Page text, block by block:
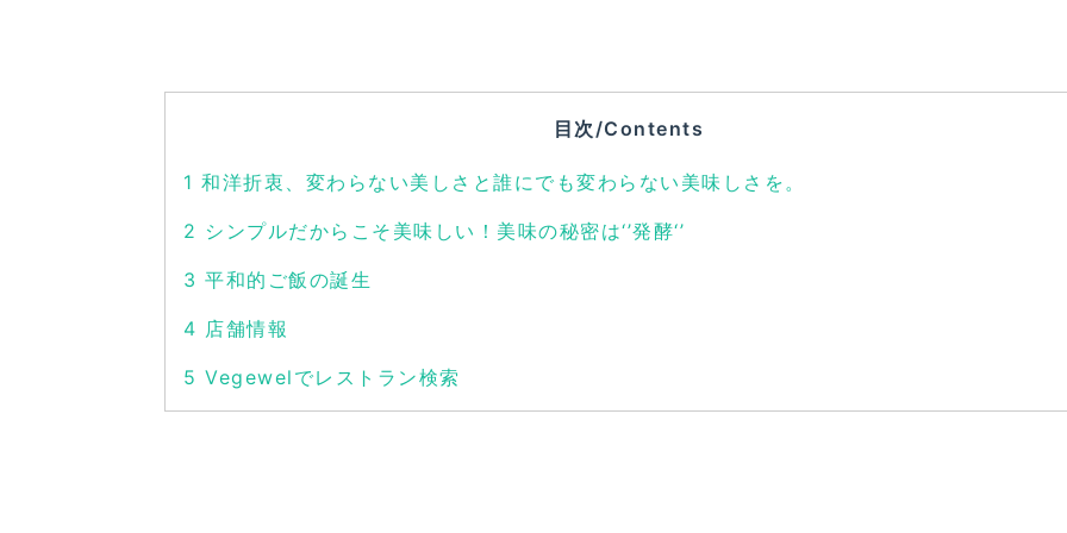
目次/Contents
1 和洋折衷、変わらない美しさと誰にでも変わらない美味しさを。
2 シンプルだからこそ美味しい！美味の秘密は‘’発酵‘’
3 平和的ご飯の誕生
4 店舗情報
5 Vegewelでレストラン検索